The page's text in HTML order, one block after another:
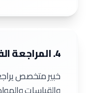
4. المراجعة الفنية
خبير متخصص